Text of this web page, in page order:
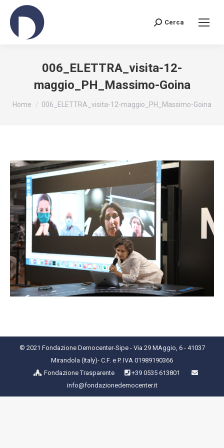
Search:
Cerca
006_ELETTRA_visita-12-
maggio_PH_Massimo-Goina
You are here:
Home 006_ELETTRA_visita-12-maggio_PH_Massimo-Goina
© 2021 Fondazione Democenter-Sipe - Via 29 MAggio, 6 - 41037
Mirandola (Italy)- C.F. e P. IVA 01989190366
Fondazione Trasparente
+39 0535 613801
info@fondazionedemocenter.it